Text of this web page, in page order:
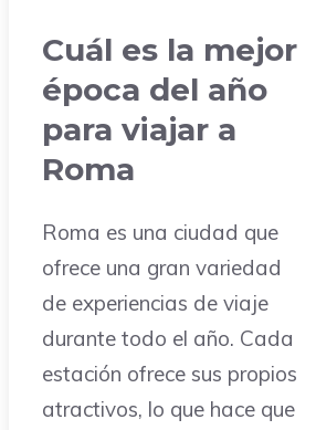
Cuál es la mejor
época del año
para viajar a
Roma
Roma es una ciudad que
ofrece una gran variedad
de experiencias de viaje
durante todo el año. Cada
estación ofrece sus propios
atractivos, lo que hace que